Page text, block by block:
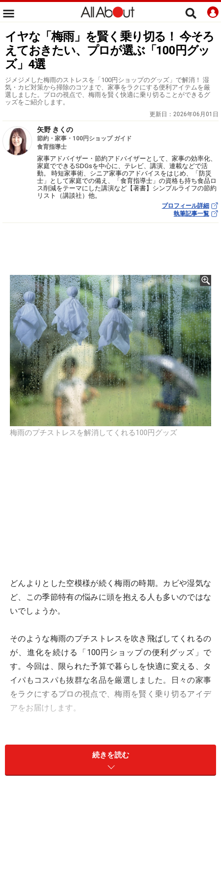
イヤな「梅雨」を賢く乗り切る！ 今そろ
えておきたい、プロが選ぶ「100円グッ
ズ」4選
ジメジメした梅雨のストレスを「100円ショップのグッズ」で解消！ 湿
気・カビ対策から掃除のコツまで、家事をラクにする便利アイテムを厳
選しました。プロの視点で、梅雨を賢く快適に乗り切ることができるグ
ッズをご紹介します。
更新日： 2026年06月01日
矢野 きくの
節約・家事・100円ショップ ガイド
食育指導士
家事アドバイザー・節約アドバイザーとして、家事の効率化、
家庭でできるSDGsを中心に、テレビ、講演、連載などで活
動。 時短家事術、シニア家事のアドバイスをはじめ、「防災
士」として家庭での備え、「食育指導士」の資格も持ち食品ロ
ス削減をテーマにした講演など【著書】シンプルライフの節約
リスト（講談社）他。
プロフィール詳細
執筆記事一覧
梅雨のプチストレスを解消してくれる100円グッズ
どんよりとした空模様が続く梅雨の時期。カビや湿気な
ど、この季節特有の悩みに頭を抱える人も多いのではな
いでしょうか。
そのような梅雨のプチストレスを吹き飛ばしてくれるの
が、進化を続ける「100円ショップの便利グッズ」で
す。今回は、限られた予算で暮らしを快適に変える、タ
イパもコスパも抜群な名品を厳選しました。日々の家事
をラクにするプロの視点で、梅雨を賢く乗り切るアイデ
アをお届けします。
（キャンドゥ・セリア）
続きを読む